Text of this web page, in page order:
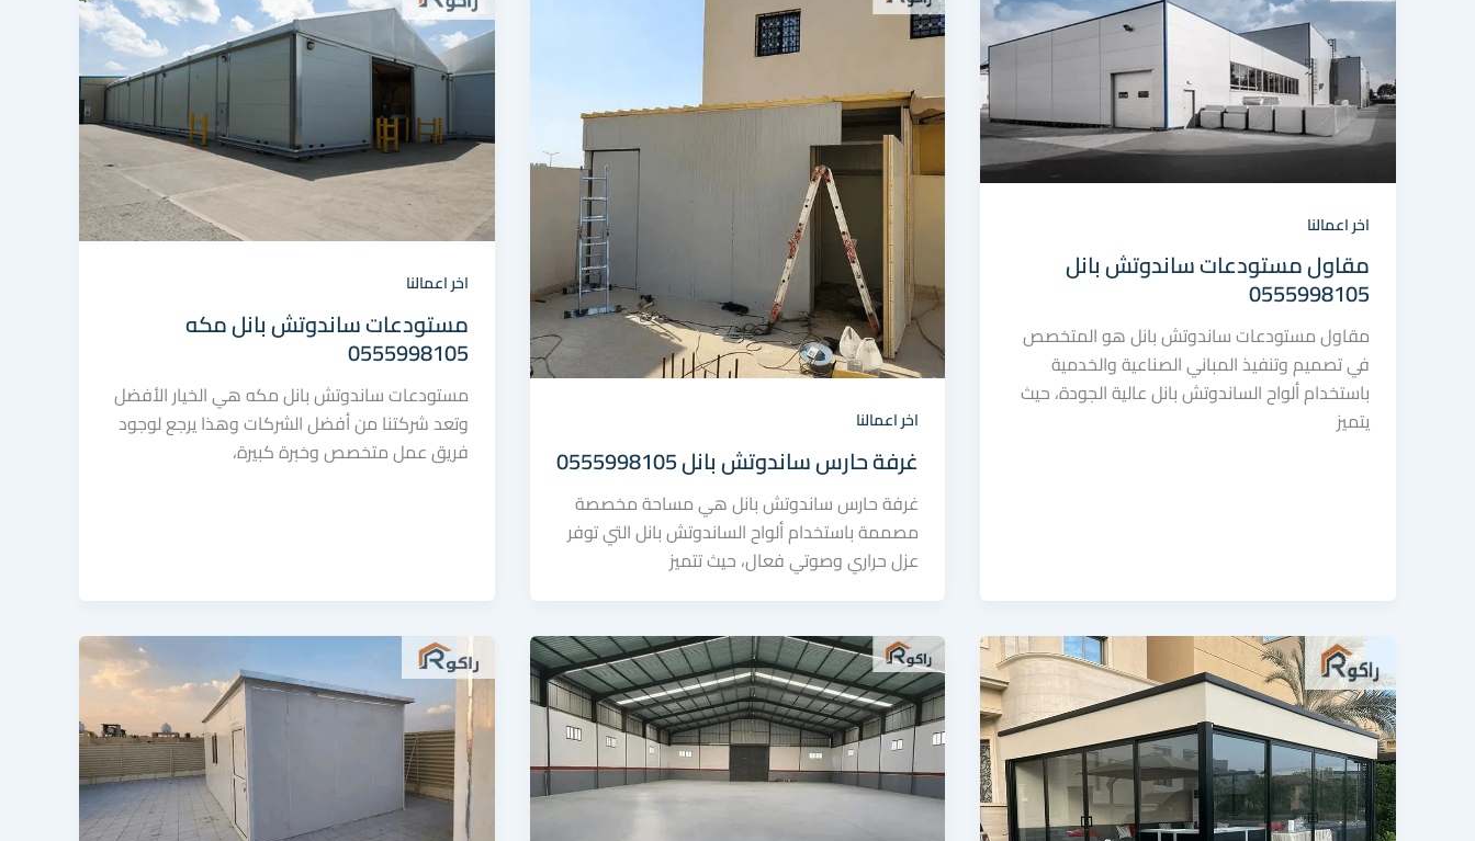
اخر اعمالنا
مقاول مستودعات ساندوتش بانل
0555998105
مقاول مستودعات ساندوتش بانل هو المتخصص
في تصميم وتنفيذ المباني الصناعية والخدمية
باستخدام ألواح الساندوتش بانل عالية الجودة، حيث
يتميز
اخر اعمالنا
غرفة حارس ساندوتش بانل 0555998105
غرفة حارس ساندوتش بانل هي مساحة مخصصة
مصممة باستخدام ألواح الساندوتش بانل التي توفر
عزل حراري وصوتي فعال، حيث تتميز
اخر اعمالنا
مستودعات ساندوتش بانل مكه
0555998105
مستودعات ساندوتش بانل مكه هي الخيار الأفضل
وتعد شركتنا من أفضل الشركات وهذا يرجع لوجود
فريق عمل متخصص وخبرة كبيرة،